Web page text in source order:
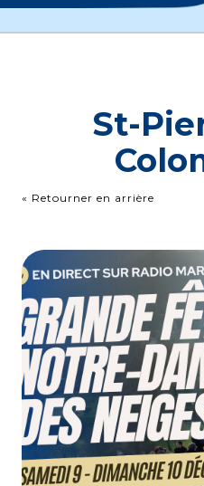
St-
« Retourner en arrière